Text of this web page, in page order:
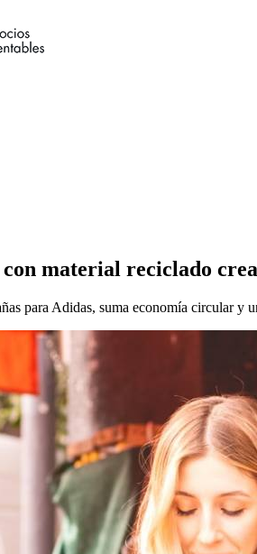
material reciclado
para Adidas, suma economía circular y